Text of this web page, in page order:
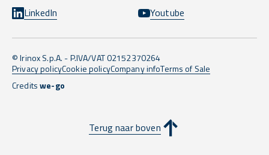
LinkedIn
Youtube
© Irinox S.p.A. - P.IVA/VAT 02152370264
Privacy policyCookie policyCompany infoTerms of Sale
Creditswe-go
Terug naar boven